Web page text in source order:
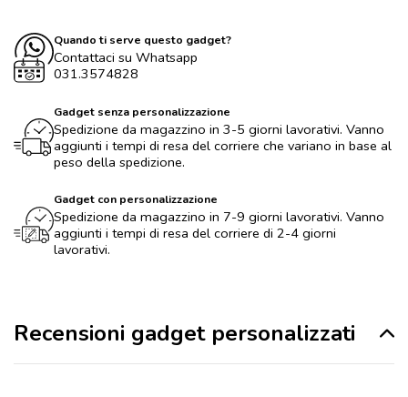
Quando ti serve questo gadget?
Contattaci su Whatsapp
031.3574828
Gadget senza personalizzazione
Spedizione da magazzino in 3-5 giorni lavorativi. Vanno
aggiunti i tempi di resa del corriere che variano in base al
peso della spedizione.
Gadget con personalizzazione
Spedizione da magazzino in 7-9 giorni lavorativi. Vanno
aggiunti i tempi di resa del corriere di 2-4 giorni
lavorativi.
Recensioni gadget personalizzati